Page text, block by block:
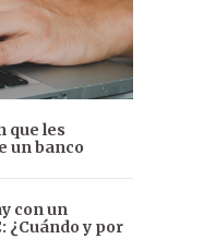
que les
un banco
con un
¿Cuándo y por